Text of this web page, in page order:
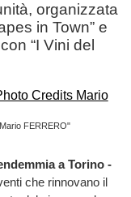
organizzata
in Town” e
“I Vini del
FERRERO"
a Torino -
che rinnovano il